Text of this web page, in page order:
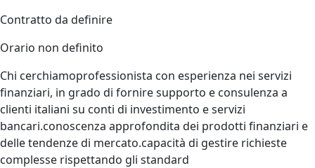
Contratto da definire
Orario non definito
Chi cerchiamoprofessionista con esperienza nei servizi
finanziari, in grado di fornire supporto e consulenza a
clienti italiani su conti di investimento e servizi
bancari.conoscenza approfondita dei prodotti finanziari e
delle tendenze di mercato.capacità di gestire richieste
complesse rispettando gli standard